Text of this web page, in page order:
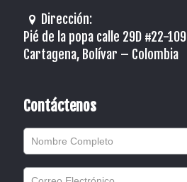
Dirección:
Pié de la popa calle 29D #22-109
Cartagena, Bolívar – Colombia
Contáctenos